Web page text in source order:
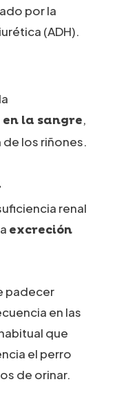
por la
(ADH).
la sangre,
los riñones.
renal
excreción
padecer
en las
que
el perro
de orinar.